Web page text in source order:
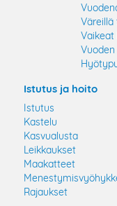
Istutus ja hoito
Istutus
Kastelu
Kasvualusta
Leikkaukset
Maakatteet
Rajaukset